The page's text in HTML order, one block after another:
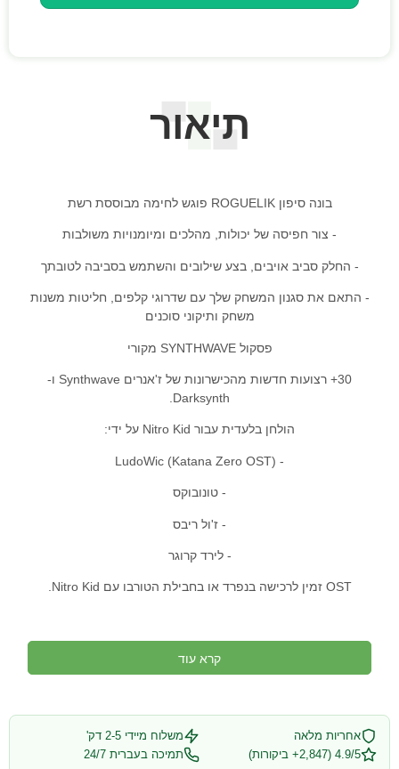
תיאור
בונה סיפון ROGUELIK פוגש לחימה מבוססת רשת
- צור חפיסה של יכולות, מהלכים ומיומנויות משולבות
- החלק סביב אויבים, בצע שילובים והשתמש בסביבה לטובתך
- התאם את סגנון המשחק שלך עם שדרוגי קלפים, חליטות משנות
משחק ותיקוני סוכנים
פסקול SYNTHWAVE מקורי
30+ רצועות חדשות מהכישרונות של ז'אנרים Synthwave ו-
Darksynth.
הולחן בלעדית עבור Nitro Kid על ידי:
- LudoWic (Katana Zero OST)
- טונובוקס
- ז'ול ריבס
- לירד קרוגר
OST זמין לרכישה בנפרד או בחבילת הטורבו עם Nitro Kid.
קרא עוד
אחריות מלאה
משלוח מיידי 2-5 דק'
4.9/5 (2,847+ ביקורות)
תמיכה בעברית 24/7